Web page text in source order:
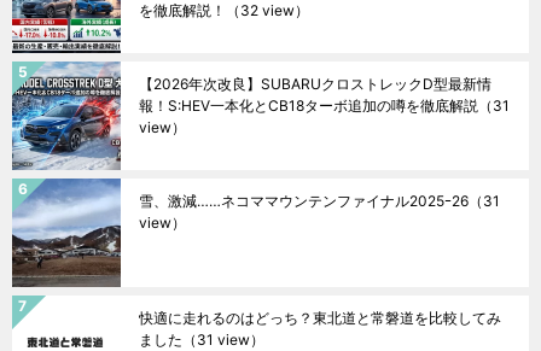
を徹底解説！
（32 view）
【2026年次改良】SUBARUクロストレックD型最新情
報！S:HEV一本化とCB18ターボ追加の噂を徹底解説 （31
view）
雪、激減……ネコママウンテンファイナル2025ｰ26 （31
view）
快適に走れるのはどっち？東北道と常磐道を比較してみ
ました （31 view）